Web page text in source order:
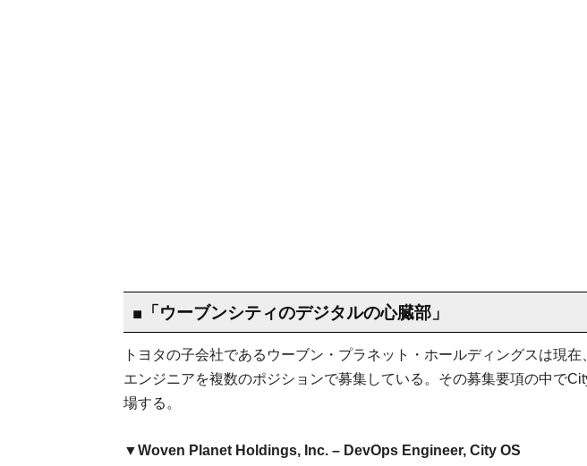
■「ウーブンシティのデジタルの心臓部」
トヨタの子会社であるウーブン・プラネット・ホールディングスは現
エンジニアを複数のポジションで募集している。その募集要項の中で
場する。
▼Woven Planet Holdings, Inc. – DevOps Engineer, City OS